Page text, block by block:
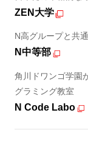
ZEN大学
N高グループと共
N中等部
角川ドワンゴ学園
グラミング教室
N Code Labo